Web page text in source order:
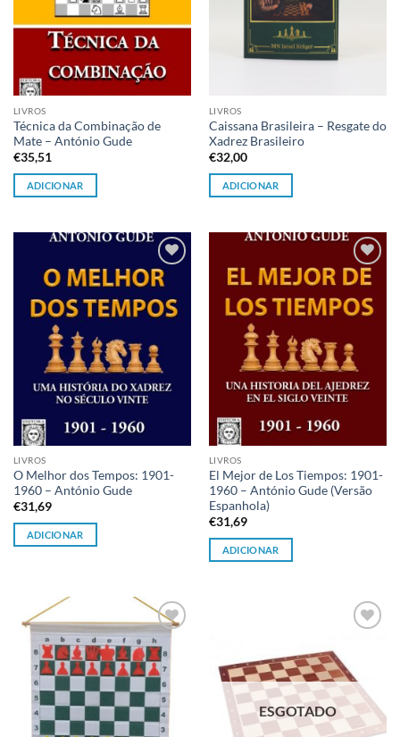
LIVROS
Técnica da Combinação de
Mate – António Gude
€35,51
ADICIONAR
LIVROS
Caissana Brasileira – Resgate do
Xadrez Brasileiro
€32,00
ADICIONAR
Adicionar
à lista de
desejos
LIVROS
O Melhor dos Tempos: 1901-
1960 – António Gude
€31,69
ADICIONAR
Adicionar
à lista de
desejos
LIVROS
El Mejor de Los Tiempos: 1901-
1960 – António Gude (Versão
Espanhola)
€31,69
ADICIONAR
Adicionar
à lista de
desejos
à lista de
desejos
ESGOTADO